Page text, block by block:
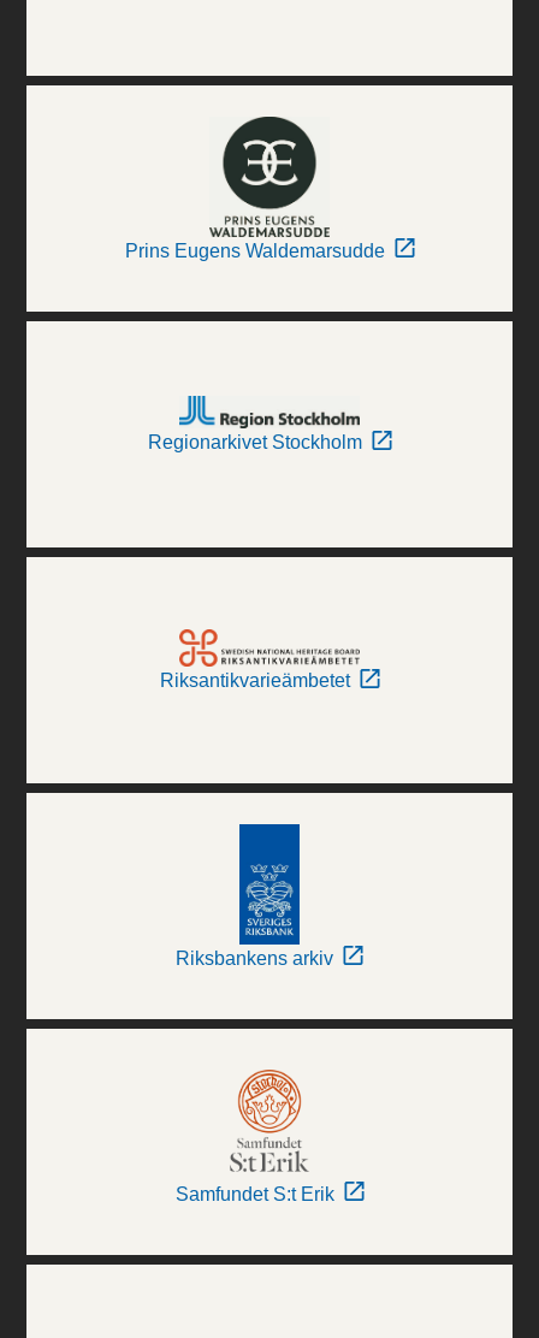
Prins Eugens Waldemarsudde
Regionarkivet Stockholm
Riksantikvarieämbetet
Riksbankens arkiv
Samfundet S:t Erik